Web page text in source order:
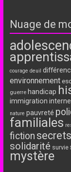
Nuage de
courage deuil
environnement
guerre handicap
immigration
nature pauvreté
familiales
fiction
solidarité survie
mystère